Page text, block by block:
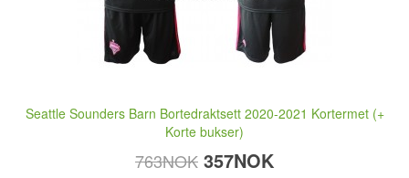
Seattle Sounders Barn Bortedraktsett 2020-2021 Kortermet (+
Korte bukser)
763NOK 357NOK